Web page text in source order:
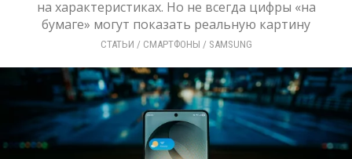
на характеристиках. Но не всегда цифры «на
бумаге» могут показать реальную картину
СТАТЬИ / СМАРТФОНЫ / SAMSUNG